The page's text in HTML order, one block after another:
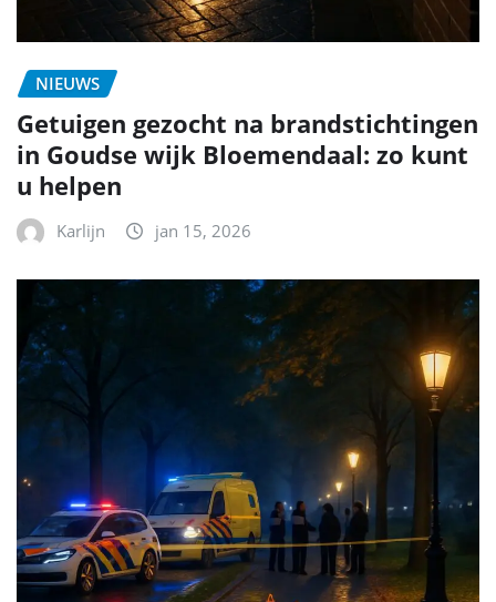
NIEUWS
Getuigen gezocht na brandstichtingen
in Goudse wijk Bloemendaal: zo kunt
u helpen
Karlijn jan 15, 2026